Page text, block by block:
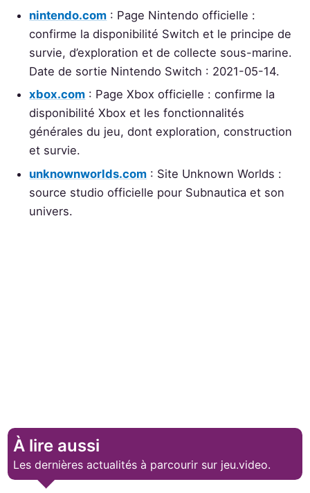
nintendo.com : Page Nintendo officielle :
confirme la disponibilité Switch et le principe de
survie, d’exploration et de collecte sous-marine.
Date de sortie Nintendo Switch : 2021-05-14.
xbox.com : Page Xbox officielle : confirme la
disponibilité Xbox et les fonctionnalités
générales du jeu, dont exploration, construction
et survie.
unknownworlds.com : Site Unknown Worlds :
source studio officielle pour Subnautica et son
univers.
À lire aussi
Les dernières actualités à parcourir sur jeu.video.